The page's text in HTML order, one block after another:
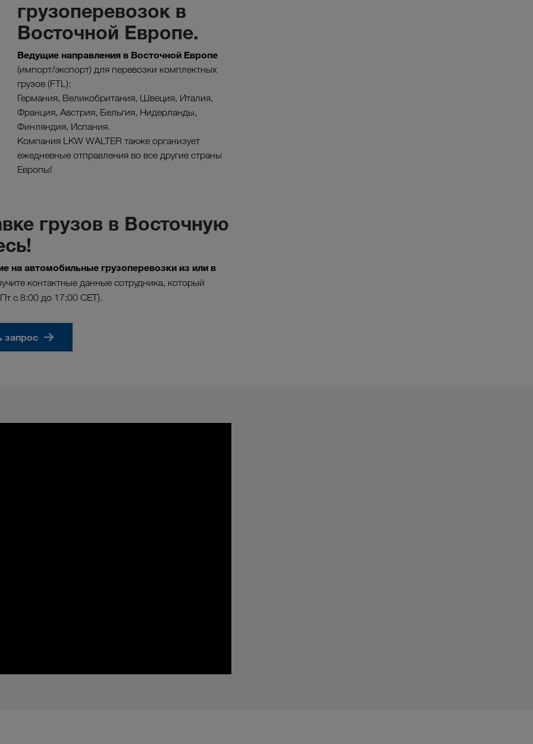
грузоперевозок в
Восточной Европе.
Ведущие направления в Восточной Европе
(импорт/экспорт) для перевозки комплектных
грузов (FTL):
Германия, Великобритания, Швеция, Италия,
Франция, Австрия, Бельгия, Нидерланды,
Финляндия, Испания.
Компания LKW WALTER также организует
ежедневные отправления во все другие страны
Европы!
грузов в Восточную
на автомобильные грузоперевозки из или в
контактные данные сотрудника, который
с 8:00 до 17:00 CET).
запрос